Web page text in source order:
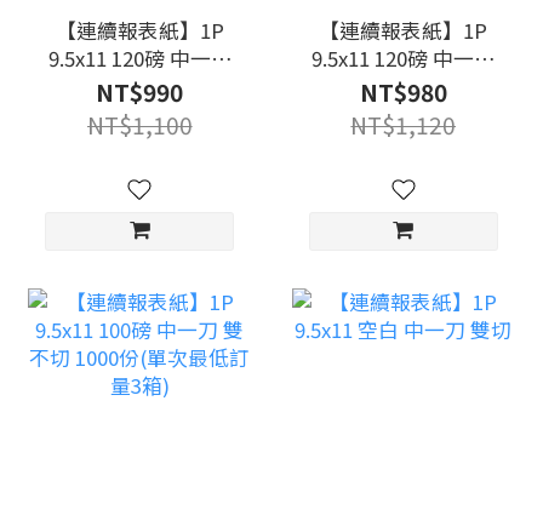
【連續報表紙】1P
9.5x11 120磅 中一刀
右切 1000份(單次最
低訂量3箱)
NT$990
NT$1,100
【連續報表紙】1P
9.5x11 120磅 中一刀
雙不切 1000份 (單次
最低訂量3箱)
NT$980
NT$1,120